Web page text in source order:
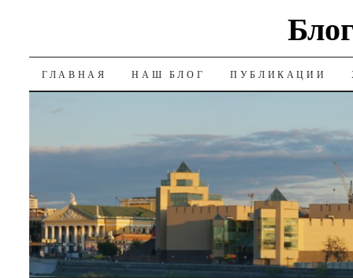
SKIP
ГЛАВНАЯ НАШ БЛОГ ПУБЛИКАЦИИ